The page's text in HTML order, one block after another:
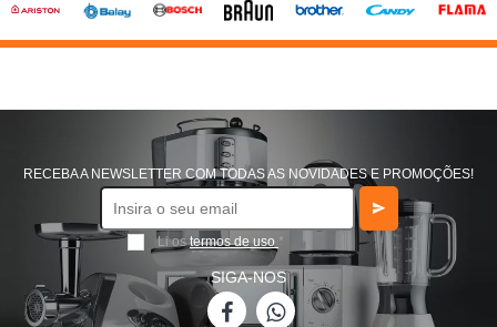
RECEBA A NEWSLETTER COM TODAS AS NOVIDADES E PROMOÇÕES!
Li ostermos de uso *
SIGA-NOS